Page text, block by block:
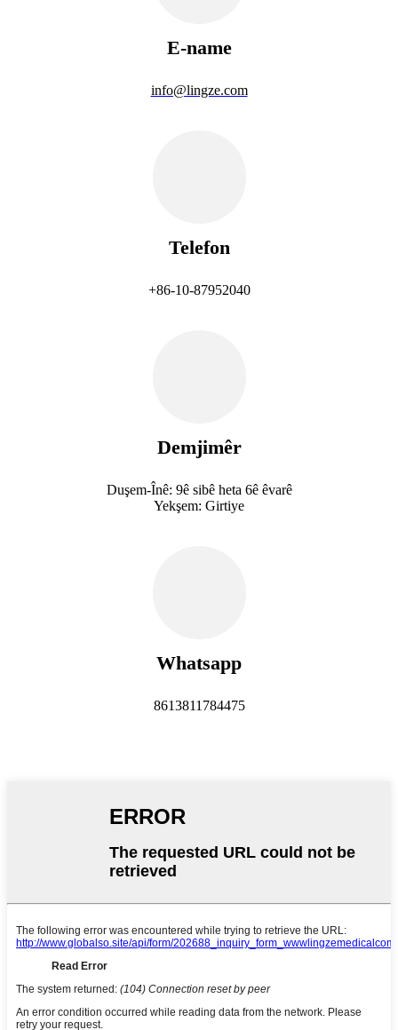
E-name
info@lingze.com
Telefon
+86-10-87952040
Demjimêr
Duşem-Înê: 9ê sibê heta 6ê êvarê
Yekşem: Girtiye
Whatsapp
8613811784475